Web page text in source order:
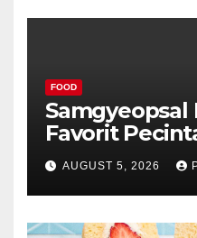
FOOD
Samgyeopsal
Favorit
AUGUST 5, 2026